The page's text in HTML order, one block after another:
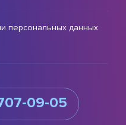
персональных данных
09-05